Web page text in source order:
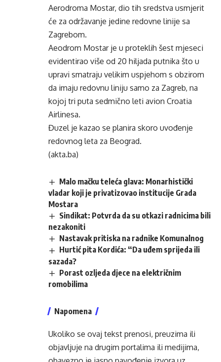
Aerodroma Mostar, dio tih sredstva usmjerit
će za održavanje jedine redovne linije sa
Zagrebom.
Aeodrom Mostar je u proteklih šest mjeseci
evidentirao više od 20 hiljada putnika što u
upravi smatraju velikim uspjehom s obzirom
da imaju redovnu liniju samo za Zagreb, na
kojoj tri puta sedmično leti avion Croatia
Airlinesa.
Đuzel je kazao se planira skoro uvođenje
redovnog leta za Beograd.
(akta.ba)
Malo mačku teleća glava: Monarhistički
vladar koji je privatizovao institucije Grada
Mostara
Sindikat: Potvrda da su otkazi radnicima bili
nezakoniti
Nastavak pritiska na radnike Komunalnog
Hurtić pita Kordića: “Da uđem sprijeda ili
sazada?
Porast ozljeda djece na električnim
romobilima
Napomena
Ukoliko se ovaj tekst prenosi, preuzima ili
objavljuje na drugim portalima ili medijima,